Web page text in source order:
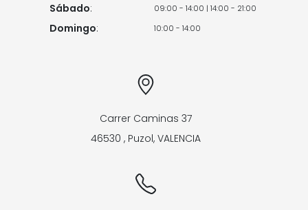
Sábado: 09:00 - 14:00 | 14:00 - 21:00
Domingo: 10:00 - 14:00
Carrer Caminas 37
46530 , Puzol, VALENCIA